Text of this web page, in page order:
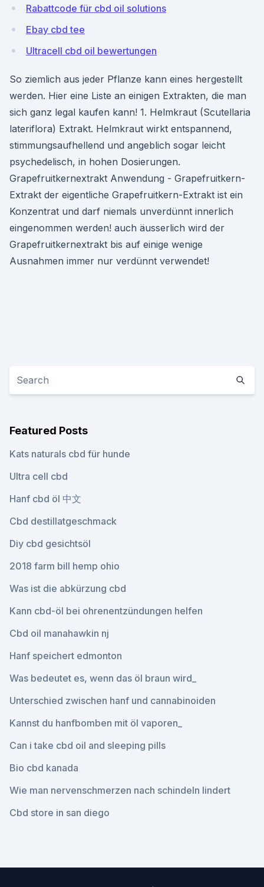
Rabattcode für cbd oil solutions
Ebay cbd tee
Ultracell cbd oil bewertungen
So ziemlich aus jeder Pflanze kann eines hergestellt
werden. Hier eine Liste an einigen Extrakten, die man
sich ganz legal kaufen kann! 1. Helmkraut (Scutellaria
lateriflora) Extrakt. Helmkraut wirkt entspannend,
stimmungsaufhellend und angeblich sogar leicht
psychedelisch, in hohen Dosierungen.
Grapefruitkernextrakt Anwendung - Grapefruitkern-
Extrakt der eigentliche Grapefruitkern-Extrakt ist ein
Konzentrat und darf niemals unverdünnt innerlich
eingenommen werden! auch äusserlich wird der
Grapefruitkernextrakt bis auf einige wenige
Ausnahmen immer nur verdünnt verwendet!
Featured Posts
Kats naturals cbd für hunde
Ultra cell cbd
Hanf cbd öl 中文
Cbd destillatgeschmack
Diy cbd gesichtsöl
2018 farm bill hemp ohio
Was ist die abkürzung cbd
Kann cbd-öl bei ohrenentzündungen helfen
Cbd oil manahawkin nj
Hanf speichert edmonton
Was bedeutet es, wenn das öl braun wird_
Unterschied zwischen hanf und cannabinoiden
Kannst du hanfbomben mit öl vaporen_
Can i take cbd oil and sleeping pills
Bio cbd kanada
Wie man nervenschmerzen nach schindeln lindert
Cbd store in san diego